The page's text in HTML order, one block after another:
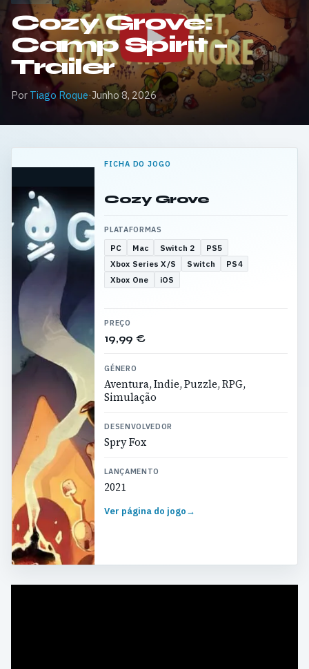
Cozy Grove:
Camp Spirit –
Trailer
Por Tiago Roque·Junho 8, 2026
FICHA DO JOGO
Cozy Grove
PLATAFORMAS
PC Mac Switch 2
PS5
Xbox Series X/S
Switch
PS4
Xbox One
iOS
PREÇO
19,99 €
GÉNERO
Aventura, Indie, Puzzle, RPG,
Simulação
DESENVOLVEDOR
Spry Fox
LANÇAMENTO
2021
Ver página do jogo→